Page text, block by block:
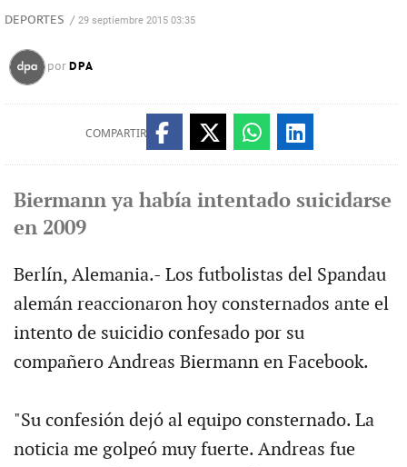
DEPORTES / 29 septiembre 2015 03:35
por DPA
COMPARTIR
Biermann ya había intentado suicidarse
en 2009
Berlín, Alemania.- Los futbolistas del Spandau
alemán reaccionaron hoy consternados ante el
intento de suicidio confesado por su
compañero Andreas Biermann en Facebook.
"Su confesión dejó al equipo consternado. La
noticia me golpeó muy fuerte. Andreas fue